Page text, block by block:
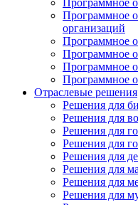
Программное
Программное
организаций
Программное
Программное
Программное
Программное
Отраслевые решения
Решения для
Решения для
Решения для
Решения для
Решения для
Решения для
Решения для
Решения для